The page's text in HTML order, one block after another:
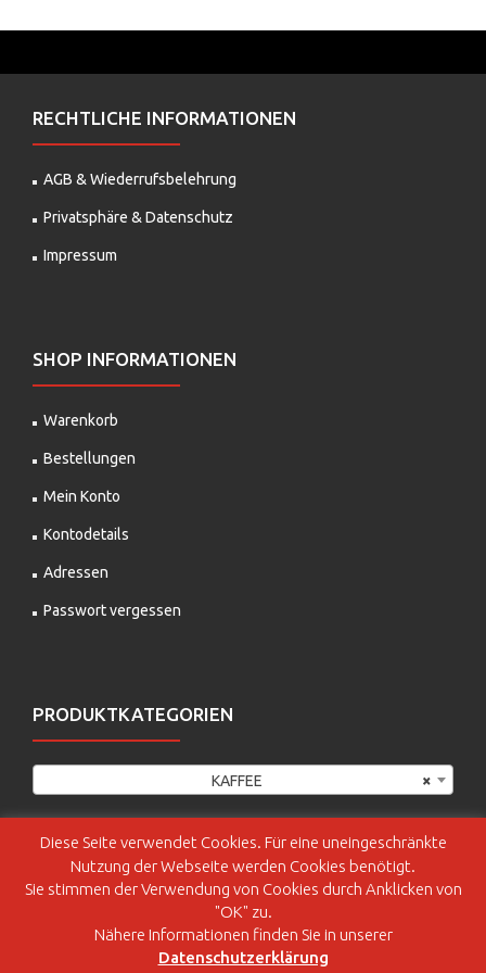
RECHTLICHE INFORMATIONEN
AGB & Wiederrufsbelehrung
Privatsphäre & Datenschutz
Impressum
SHOP INFORMATIONEN
Warenkorb
Bestellungen
Mein Konto
Kontodetails
Adressen
Passwort vergessen
PRODUKTKATEGORIEN
×
KAFFEE
© BEST COFFEE CLUB, alle Rechte vorbehalten
Diese Seite verwendet Cookies. Für eine uneingeschränkte
Nutzung der Webseite werden Cookies benötigt.
Sie stimmen der Verwendung von Cookies durch Anklicken von
"OK" zu.
Nähere Informationen finden Sie in unserer
Datenschutzerklärung